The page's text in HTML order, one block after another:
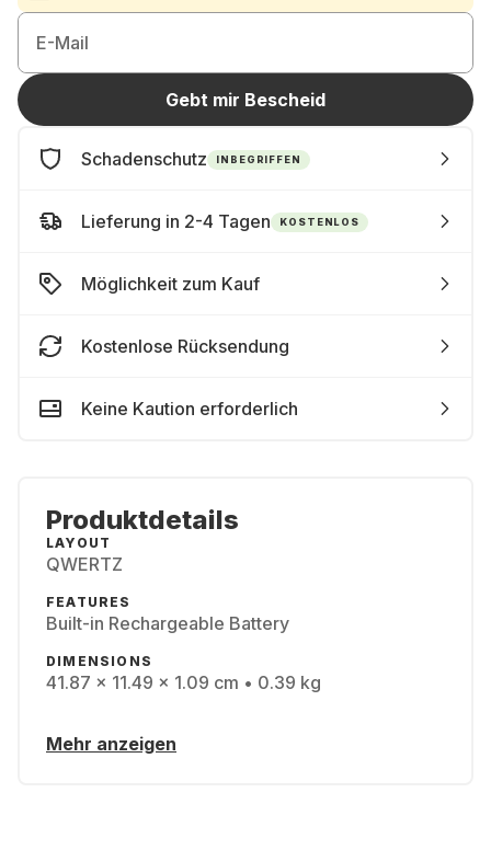
E-Mail
Gebt mir Bescheid
Schadenschutz INBEGRIFFEN
Lieferung in 2-4 Tagen KOSTENLOS
Möglichkeit zum Kauf
Kostenlose Rücksendung
Keine Kaution erforderlich
Produktdetails
LAYOUT
QWERTZ
FEATURES
Built-in Rechargeable Battery
DIMENSIONS
41.87 x 11.49 x 1.09 cm • 0.39 kg
Mehr anzeigen